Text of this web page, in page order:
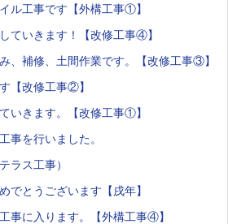
ル工事です【外構工事①】
ていきます！【改修工事④】
、補修、土間作業です。【改修工事③】
【改修工事②】
いきます。【改修工事①】
事を行いました。
ラス工事）
でとうございます【戌年】
事に入ります。【外構工事④】